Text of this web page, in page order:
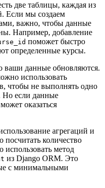
две таблицы, каждая из
Если мы создаем
важно, чтобы данные
Например, добавление
поможет быстро
определенные курсы.
ваши данные обновляются.
использовать
чтобы не выполнять одно
Но если данные
оказаться
агрегаций и
количество
использовать метод
из Django ORM. Это
с минимальными